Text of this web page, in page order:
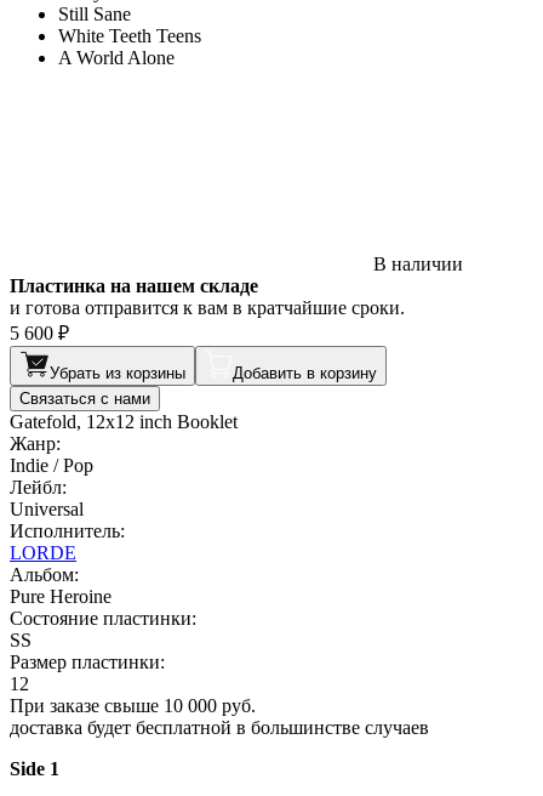
Still Sane
White Teeth Teens
A World Alone
В наличии
Пластинка на нашем складе
и готова отправится к вам в кратчайшие сроки.
5 600 ₽
Убрать из корзины
Добавить в корзину
Связаться с нами
Gatefold, 12x12 inch Booklet
Жанр:
Indie / Pop
Лейбл:
Universal
Исполнитель:
LORDE
Альбом:
Pure Heroine
Состояние пластинки:
SS
Размер пластинки:
12
При заказе свыше 10 000 руб.
доставка будет бесплатной в большинстве случаев
Side 1